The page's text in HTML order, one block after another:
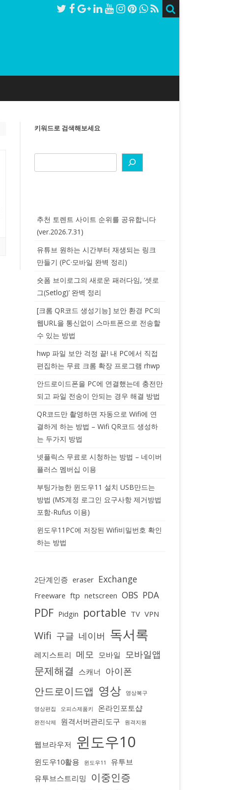
키워드로 검색해보세요
추천 토렌트 사이트 순위를 공유합니다
(ver.2026.7.31)
유튜브 원하는 시간부터 재생되는 링크
만들기 (PC·모바일 완벽 정리)
숏폼 브이로그의 새로운 패러다임, ‘셋로
그(Setlog)’ 완벽 정리
[크롬 QR코드 생성기능] 보안 환경 PC의
웹URL을 통신없이 스마트폰으로 전송할
수 있는 방법
hwp 파일 보안 걱정 끝! 내 PC에서 직접
편집하는 무료 크롬 확장 프로그램 rhwp
안드로이드폰을 PC에 연결했는데 충전만
되고 파일 전송이 안되는 경우 해결 방법
QR코드만 촬영하면 자동으로 Wifi에 연
결하게 하는 방법 – Wifi QR코드 생성하
는 두가지 방법
넷플릭스 무료로 시청하는 방법 – 네이버
플러스 멤버십 이용
부팅가능한 윈도우11 설치 USB만드는
방법 (MS계정 로그인 요구사항 제거방법
포함-Rufus 이용)
윈도우11PC에 저장된 Wifi비밀번호 확인
하는 방법
2단계인증 eraser Exchange
Freeware ftp netscreen OBS PDA
PDF Pidgin portable TV VPN
Wifi 구글 네이버 독서록
레지스트리 메모 모바일 모바일앱
문제해결 스캐너 아이폰
안드로이드앱 영상 영상복구
영상편집 오피스제품키 온라인포토샵
완전삭제 원격서버관리도구 원격지원
웹브라우저 윈도우10
윈도우10활용 윈도우11
유투브
유투브스트리밍
이중인증